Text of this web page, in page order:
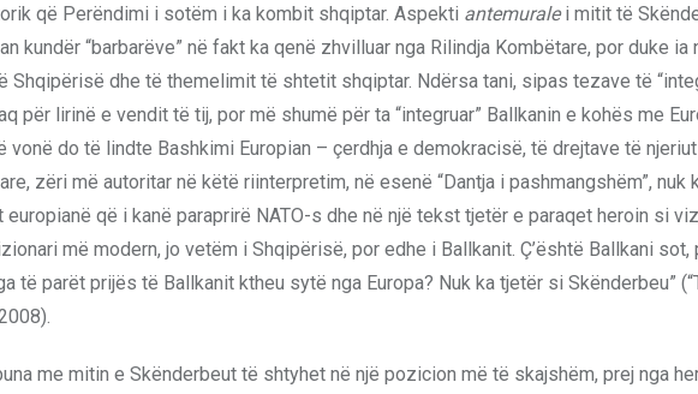
që Perëndimi i sotëm i ka kombit shqiptar. Aspekti antemuralei mitit të
kundër “barbarëve” në fakt ka qenë zhvilluar nga Rilindja Kombëtare, por duke ia
Shqipërisë dhe të themelimit të shtetit shqiptar. Ndërsa tani, sipas tezave të
për lirinë e vendit të tij, por më shumë për ta “integruar” Ballkanin e kohës me
do të lindte Bashkimi Europian – çerdhja e demokracisë, të drejtave të
zëri më autoritar në këtë riinterpretim, në esenë “Dantja i pashmangshëm”, nuk
europianë që i kanë paraprirë NATO-s dhe në një tekst tjetër e paraqet heroin si
më modern, jo vetëm i Shqipërisë, por edhe i Ballkanit. Ç’është Ballkani
të parët prijës të Ballkanit ktheu sytë nga Europa? Nuk ka tjetër si Skënderbeu”
me mitin e Skënderbeut të shtyhet në një pozicion më të skajshëm, prej nga